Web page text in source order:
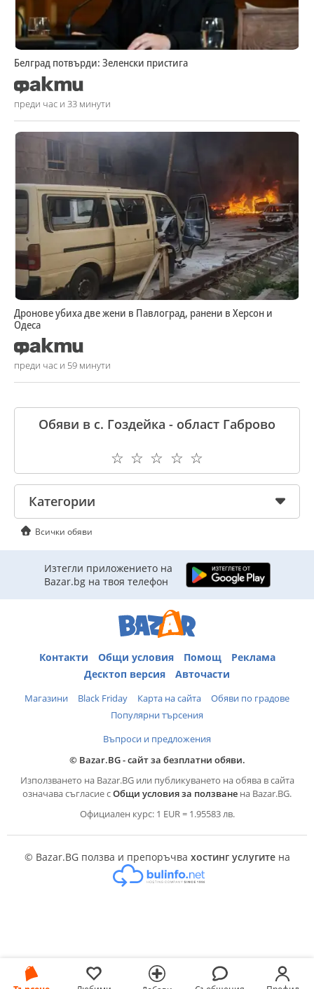
Белград потвърди: Зеленски пристига
преди час и 33 минути
Дронове убиха две жени в Павлоград, ранени в Херсон и
Одеса
преди час и 59 минути
Обяви в с. Гоздейка - област Габрово
☆
☆
☆
☆
☆
Категории
Всички обяви
Изтегли приложението на
Bazar.bg на твоя телефон
Контакти Общи условия Помощ
Реклама
Десктоп версия
Авточасти
Магазини Black Friday Карта на сайта
Обяви по градове
Популярни търсения
Въпроси и предложения
© Bazar.BG - сайт за безплатни обяви.
Използването на Bazar.BG или публикуването на обява в сайта
означава съгласие сОбщи условия за ползване на Bazar.BG.
Официален курс: 1 EUR = 1.95583 лв.
© Bazar.BG ползва и препоръчва хостинг услугитена